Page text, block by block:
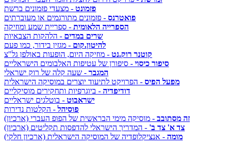
פזמונט - מצעדי פזמונים ברשת
פואטרנס - פזמונים מתורגמים או מעוברתים
הספרייה הלאומית - ספריית שמע ומוזיקה
שרים במדים - הלהקות הצבאיות
להיטון.קום - מגזין בידור, כמו פעם
קוטנר רוק.נט - מוזיקה היום, הופעות באולפן גל"צ
סיפור כיסוי - סיפורן של עטיפות האלבומים הישראליים
המגבר - שעה קלה של רוק ישראלי
מפעל הפיס - הפרויקט לתיעוד יוצרים במוסיקה הישראלית
דודיפדיה - ביוגרפיות ותחקירים מוסיקליים
ישראבוט - בוטלגים ישראליים
פוסיהל - הקלטות נדירות
זה מסתובב - מוסיקה מימי הבראשית של הפופ העברי (ארכיון)
צד א' צד ב' - המדריך הישראלי להדפסות תקליטים (ארכיון)
מומה - אנציקלופדיה של המוסיקה הישראלית (ארכיון חלקי)